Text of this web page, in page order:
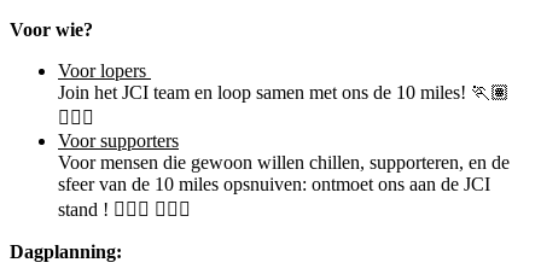
Voor wie?
Voor lopers
Join het JCI team en loop samen met ons de 10 miles! 🏃🏽
🏃🏻‍♀️
Voor supporters
Voor mensen die gewoon willen chillen, supporteren, en de
sfeer van de 10 miles opsnuiven: ontmoet ons aan de JCI
stand ! 🙋🏼‍♀️ 🙋🏼‍♂️
Dagplanning: